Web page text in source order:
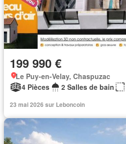
199 990 €
Le Puy-en-Velay, Chaspuzac
4 Pièces
2 Salles de bain
23 mai 2026 sur Leboncoin